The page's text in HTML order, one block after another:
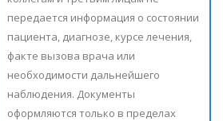
передается информация о состоянии
пациента, диагнозе, курсе лечения,
факте вызова врача или
необходимости дальнейшего
наблюдения. Документы
оформляются только в пределах